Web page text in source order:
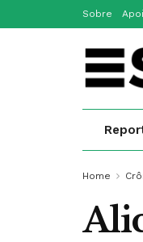
Sobre
Home